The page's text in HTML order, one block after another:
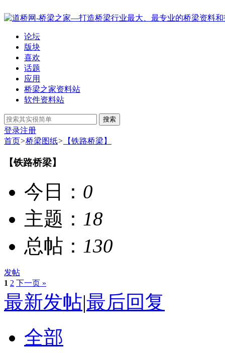
论坛
版块
喜欢
话题
应用
桥梁之家资料站
软件资料站
搜索
登录注册
首页>桥梁图纸> 【铁路桥梁】
【铁路桥梁】
今日： 0
主题： 18
总帖： 130
发帖
1 2 下一页 »
最新发帖|最后回复
全部